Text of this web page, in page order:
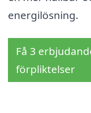
energilösning.
Få 3
förpliktelser